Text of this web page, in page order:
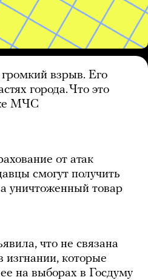
взрыв. Его
города. Что это
МЧС
от атак
смогут получить
уничтоженный товар
что не связана
изгнании, которые
на выборах в Госдуму